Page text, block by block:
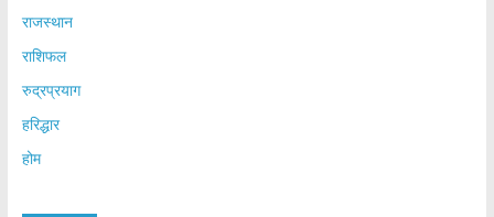
राजस्थान
राशिफल
रुद्रप्रयाग
हरिद्धार
होम